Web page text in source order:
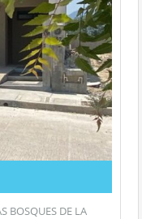
BOSQUES DE LA